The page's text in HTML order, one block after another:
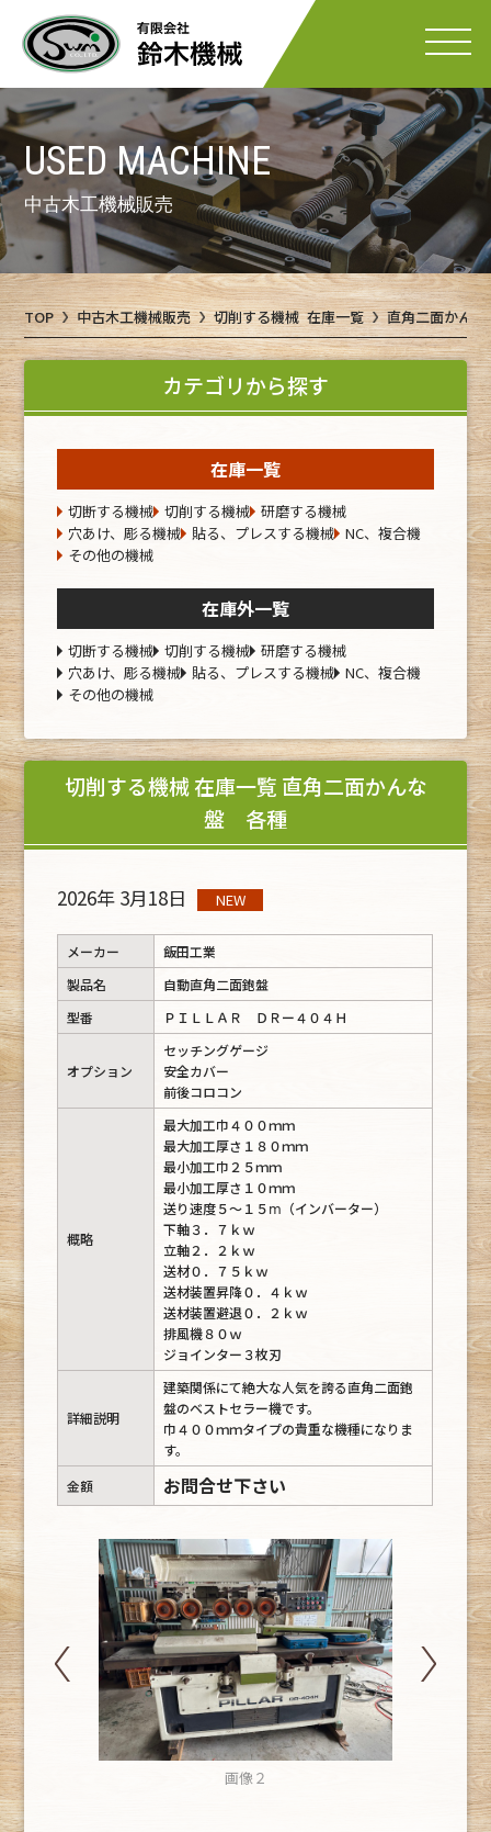
USED MACHINE
中古木工機械販売
TOP 中古木工機械販売 切削する機械 在庫一覧 直角二面かん
カテゴリから探す
在庫一覧
切断する機械 切削する機械 研磨する機械
穴あけ、彫る機械 貼る、プレスする機械 NC、複合機
その他の機械
在庫外一覧
切断する機械 切削する機械 研磨する機械
穴あけ、彫る機械 貼る、プレスする機械 NC、複合機
その他の機械
切削する機械 在庫一覧 直角二面かんな
盤 各種
2026年 3月18日 NEW
メーカー
飯田工業
製品名
自動直角二面鉋盤
型番
ＰＩＬＬＡＲ ＤＲー４０４Ｈ
オプション
セッチングゲージ
安全カバー
前後コロコン
概略
最大加工巾４００ｍｍ
最大加工厚さ１８０ｍｍ
最小加工巾２５ｍｍ
最小加工厚さ１０ｍｍ
送り速度５～１５ⅿ（インバーター）
下軸３．７ｋｗ
立軸２．２ｋｗ
送材０．７５ｋｗ
送材装置昇降０．４ｋｗ
送材装置避退０．２ｋｗ
排風機８０ｗ
ジョインター３枚刃
詳細説明
建築関係にて絶大な人気を誇る直角二面鉋
盤のベストセラー機です。
巾４００ｍｍタイプの貴重な機種になりま
す。
金額
お問合せ下さい
画像２